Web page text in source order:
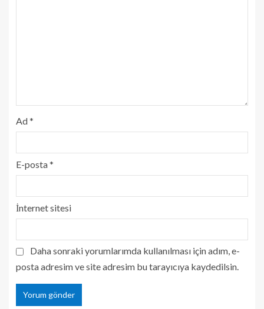
Ad*
E-posta*
İnternet sitesi
Daha sonraki yorumlarımda kullanılması için adım, e-
posta adresim ve site adresim bu tarayıcıya kaydedilsin.